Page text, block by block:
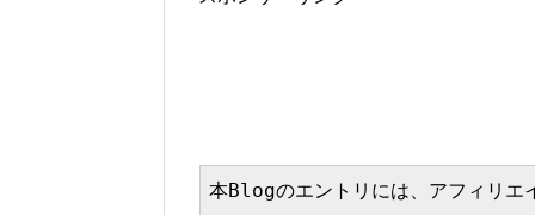
本Blogのエントリには、アフィリエ